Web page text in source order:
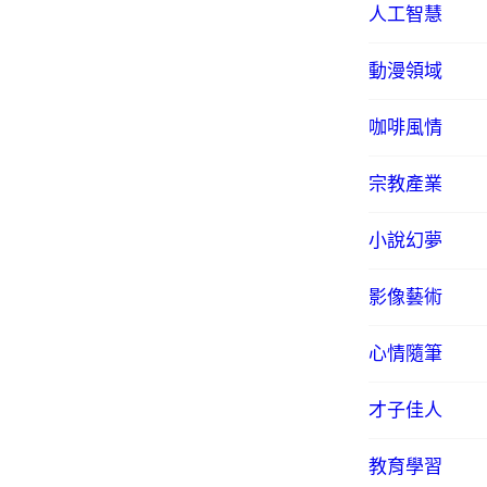
人工智慧
動漫領域
咖啡風情
宗教產業
小說幻夢
影像藝術
心情隨筆
才子佳人
教育學習